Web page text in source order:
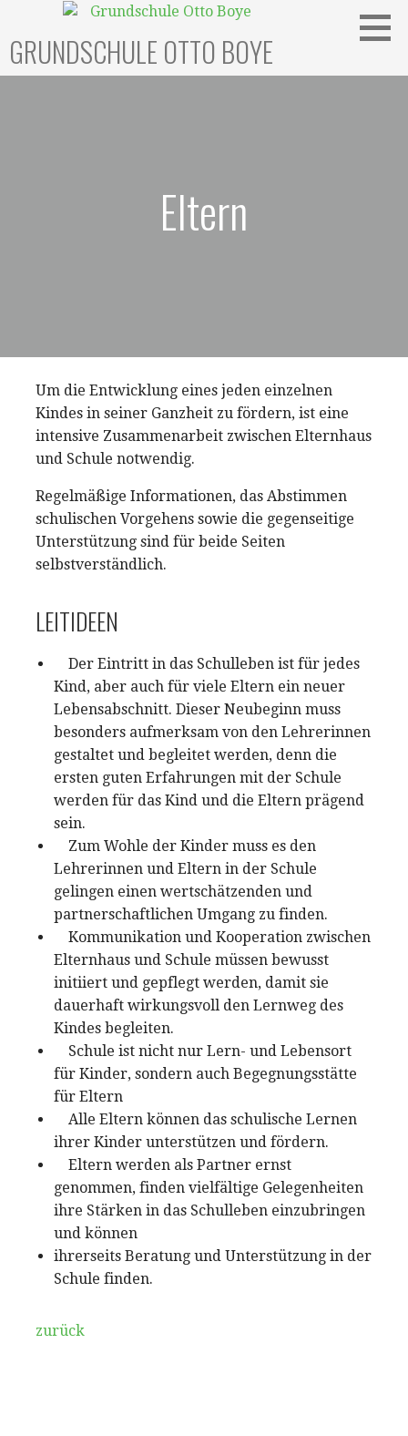
springen
GRUNDSCHULE OTTO BOYE
Eltern
Um die Entwicklung eines jeden einzelnen
Kindes in seiner Ganzheit zu fördern, ist eine
intensive Zusammenarbeit zwischen Elternhaus
und Schule notwendig.
Regelmäßige Informationen, das Abstimmen
schulischen Vorgehens sowie die gegenseitige
Unterstützung sind für beide Seiten
selbstverständlich.
LEITIDEEN
Der Eintritt in das Schulleben ist für jedes
Kind, aber auch für viele Eltern ein neuer
Lebensabschnitt. Dieser Neubeginn muss
besonders aufmerksam von den Lehrerinnen
gestaltet und begleitet werden, denn die
ersten guten Erfahrungen mit der Schule
werden für das Kind und die Eltern prägend
sein.
Zum Wohle der Kinder muss es den
Lehrerinnen und Eltern in der Schule
gelingen einen wertschätzenden und
partnerschaftlichen Umgang zu finden.
Kommunikation und Kooperation zwischen
Elternhaus und Schule müssen bewusst
initiiert und gepflegt werden, damit sie
dauerhaft wirkungsvoll den Lernweg des
Kindes begleiten.
Schule ist nicht nur Lern- und Lebensort
für Kinder, sondern auch Begegnungsstätte
für Eltern
Alle Eltern können das schulische Lernen
ihrer Kinder unterstützen und fördern.
Eltern werden als Partner ernst
genommen, finden vielfältige Gelegenheiten
ihre Stärken in das Schulleben einzubringen
und können
ihrerseits Beratung und Unterstützung in der
Schule finden.
zurück